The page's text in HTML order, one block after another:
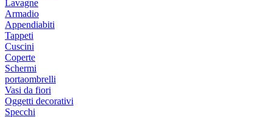
Lavagne
Armadio
Appendiabiti
Tappeti
Cuscini
Coperte
Schermi
portaombrelli
Vasi da fiori
Oggetti decorativi
Specchi